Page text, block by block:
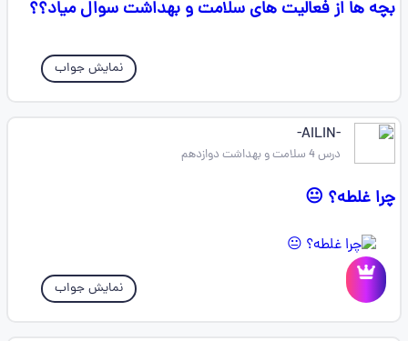
بچه ها از فعالیت های سلامت و بهداشت سوال میاد؟؟
نمایش جواب
-AILIN-
درس 4 سلامت و بهداشت دوازدهم
چرا غلطه؟ 😐
نمایش جواب